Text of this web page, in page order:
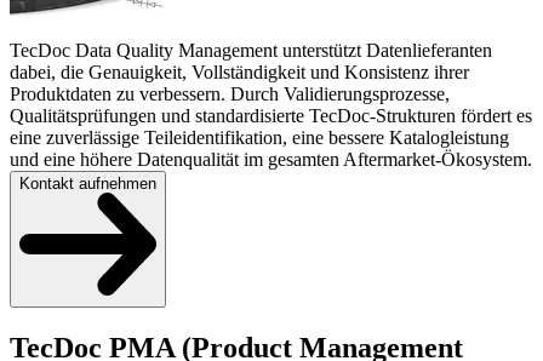
TecDoc Data Quality Management unterstützt Datenlieferanten
dabei, die Genauigkeit, Vollständigkeit und Konsistenz ihrer
Produktdaten zu verbessern. Durch Validierungsprozesse,
Qualitätsprüfungen und standardisierte TecDoc-Strukturen fördert es
eine zuverlässige Teileidentifikation, eine bessere Katalogleistung
und eine höhere Datenqualität im gesamten Aftermarket-Ökosystem.
Kontakt aufnehmen
TecDoc PMA (Product Management